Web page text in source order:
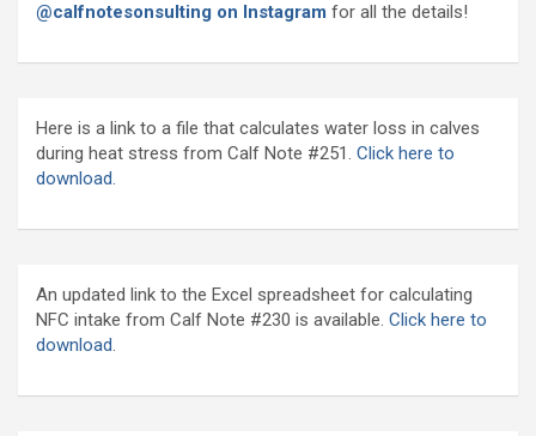
@calfnotesonsulting on Instagram for all the details!
Here is a link to a file that calculates water loss in calves
during heat stress from Calf Note #251. Click here to
download.
An updated link to the Excel spreadsheet for calculating
NFC intake from Calf Note #230 is available. Click here to
download.